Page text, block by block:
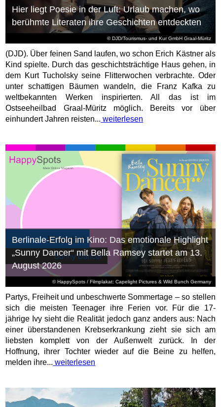
© DJD/Tourismus- und Kur GmbH Graal-Müritz
Hier liegt Poesie in der Luft: Urlaub machen, wo
berühmte Literaten ihre Geschichten entdeckten
(DJD). Über feinen Sand laufen, wo schon Erich Kästner als
Kind spielte. Durch das geschichtsträchtige Haus gehen, in
dem Kurt Tucholsky seine Flitterwochen verbrachte. Oder
unter schattigen Bäumen wandeln, die Franz Kafka zu
weltbekannten Werken inspirierten. All das ist im
Ostseeheilbad Graal-Müritz möglich. Bereits vor über
einhundert Jahren reisten... weiterlesen
© HappySpots / Filmplakat: Capelight Pictures & Wild Bunch Germany
Berlinale-Erfolg im Kino: Das emotionale Highlight
„Sunny Dancer“ mit Bella Ramsey startet am 13.
August 2026
Partys, Freiheit und unbeschwerte Sommertage – so stellen
sich die meisten Teenager ihre Ferien vor. Für die 17-
jährige Ivy sieht die Realität jedoch ganz anders aus: Nach
einer überstandenen Krebserkrankung zieht sie sich am
liebsten komplett von der Außenwelt zurück. In der
Hoffnung, ihrer Tochter wieder auf die Beine zu helfen,
melden ihre... weiterlesen